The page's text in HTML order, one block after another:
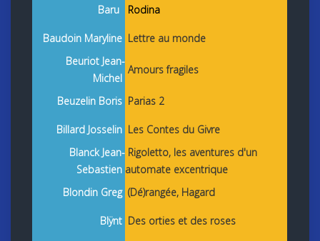
Baru Rodina
Baudoin Maryline Lettre au monde
Beuriot Jean-
Michel
Amours fragiles
Beuzelin Boris Parias 2
Billard Josselin Les Contes du Givre
Blanck Jean-
Sebastien
Rigoletto, les aventures d'un
automate excentrique
Blondin Greg (Dé)rangée, Hagard
Blÿnt Des orties et des roses